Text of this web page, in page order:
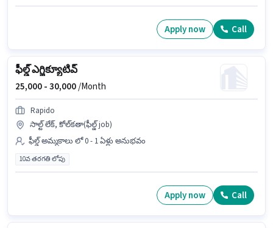
Apply now Call
ఫీల్డ్ ఎగ్జిక్యూటివ్
25,000 -30,000/Month
Rapido
సాల్ట్ లేక్, కోల్‌కతా(ఫీల్డ్ job)
ఫీల్డ్ అమ్మకాలు లో 0 - 1 ఏళ్లు అనుభవం
10వ తరగతి లోపు
Apply now Call